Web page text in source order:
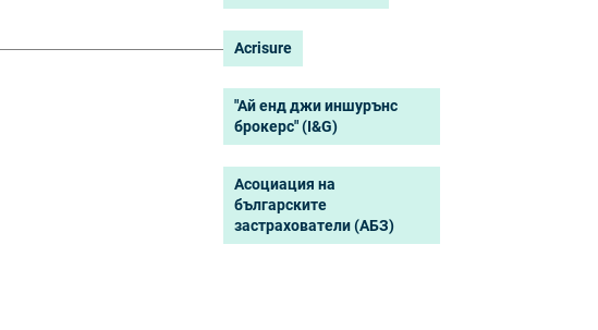
Acrisure
"Ай енд джи иншурънс
брокерс" (I&G)
Асоциация на
българските
застрахователи (АБЗ)